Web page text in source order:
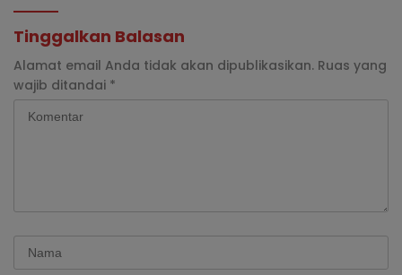
Tinggalkan Balasan
Alamat email Anda tidak akan dipublikasikan. Ruas yang
wajib ditandai *